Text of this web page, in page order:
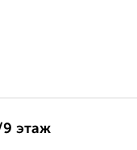
9 этаж